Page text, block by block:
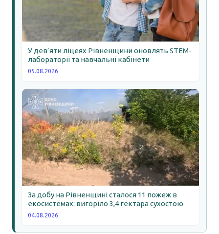
У дев’яти ліцеях Рівненщини оновлять STEM-
лабораторії та навчальні кабінети
05.08.2026
За добу на Рівненщині сталося 11 пожеж в
екосистемах: вигоріло 3,4 гектара сухостою
04.08.2026